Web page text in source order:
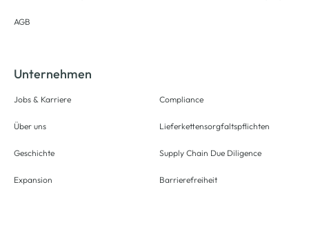
AGB
Unternehmen
Jobs & Karriere
Über uns
Geschichte
Expansion
Compliance
Lieferkettensorgfaltspflichten
Supply Chain Due Diligence
Barrierefreiheit